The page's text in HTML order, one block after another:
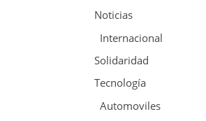
Noticias
Internacional
Solidaridad
Tecnología
Automoviles